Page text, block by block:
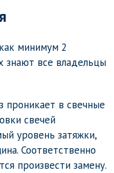
минимум 2
знают все владельцы
проникает в свечные
свечей
уровень затяжки,
Соответственно
произвести замену.